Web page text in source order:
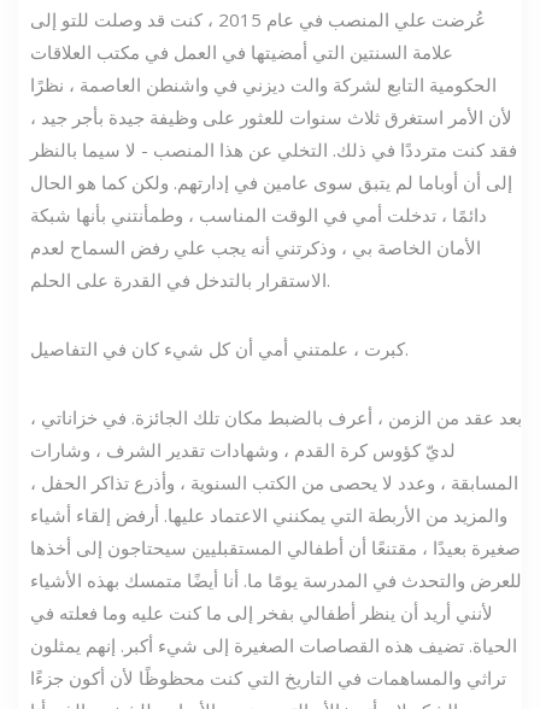
عُرضت علي المنصب في عام 2015 ، كنت قد وصلت للتو إلى
علامة السنتين التي أمضيتها في العمل في مكتب العلاقات
الحكومية التابع لشركة والت ديزني في واشنطن العاصمة ، نظرًا
لأن الأمر استغرق ثلاث سنوات للعثور على وظيفة جيدة بأجر جيد ،
فقد كنت مترددًا في ذلك. التخلي عن هذا المنصب - لا سيما بالنظر
إلى أن أوباما لم يتبق سوى عامين في إدارتهم. ولكن كما هو الحال
دائمًا ، تدخلت أمي في الوقت المناسب ، وطمأنتني بأنها شبكة
الأمان الخاصة بي ، وذكرتني أنه يجب علي رفض السماح لعدم
الاستقرار بالتدخل في القدرة على الحلم.
كبرت ، علمتني أمي أن كل شيء كان في التفاصيل.
بعد عقد من الزمن ، أعرف بالضبط مكان تلك الجائزة. في خزاناتي ،
لديّ كؤوس كرة القدم ، وشهادات تقدير الشرف ، وشارات
المسابقة ، وعدد لا يحصى من الكتب السنوية ، وأذرع تذاكر الحفل ،
والمزيد من الأربطة التي يمكنني الاعتماد عليها. أرفض إلقاء أشياء
صغيرة بعيدًا ، مقتنعًا أن أطفالي المستقبليين سيحتاجون إلى أخذها
للعرض والتحدث في المدرسة يومًا ما. أنا أيضًا متمسك بهذه الأشياء
لأنني أريد أن ينظر أطفالي بفخر إلى ما كنت عليه وما فعلته في
الحياة. تضيف هذه القصاصات الصغيرة إلى شيء أكبر. إنهم يمثلون
تراثي والمساهمات في التاريخ التي كنت محظوظًا لأن أكون جزءًا